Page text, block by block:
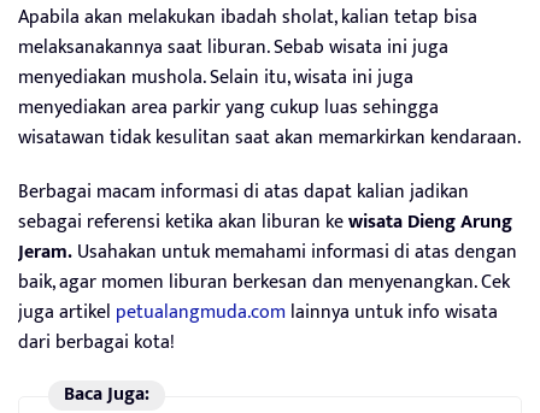
Apabila akan melakukan ibadah sholat, kalian tetap bisa
melaksanakannya saat liburan. Sebab wisata ini juga
menyediakan mushola. Selain itu, wisata ini juga
menyediakan area parkir yang cukup luas sehingga
wisatawan tidak kesulitan saat akan memarkirkan kendaraan.
Berbagai macam informasi di atas dapat kalian jadikan
sebagai referensi ketika akan liburan kewisata Dieng Arung
Jeram.Usahakan untuk memahami informasi di atas dengan
baik, agar momen liburan berkesan dan menyenangkan. Cek
juga artikel petualangmuda.com lainnya untuk info wisata
dari berbagai kota!
Baca Juga: